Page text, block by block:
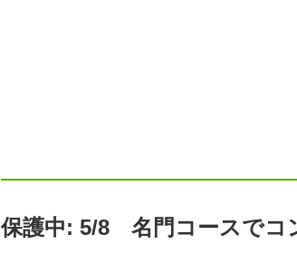
保護中: 5/8 名門コースでコ